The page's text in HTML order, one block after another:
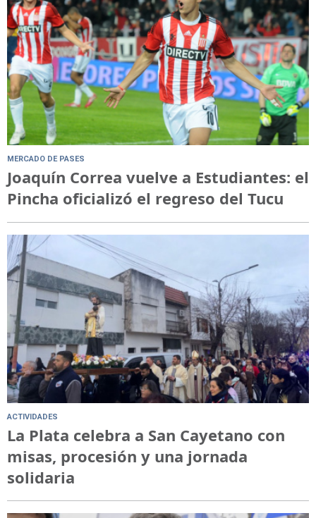
MERCADO DE PASES
Joaquín Correa vuelve a Estudiantes: el
Pincha oficializó el regreso del Tucu
ACTIVIDADES
La Plata celebra a San Cayetano con
misas, procesión y una jornada
solidaria